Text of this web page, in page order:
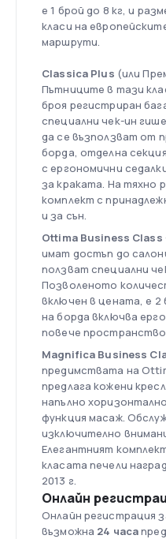
е 1 брой до 8 кг, и
класи на
маршрути.
Classica Plus (или
Пътниците в тази
броя регистриран
специални чек-ин
да се възползват от
борда, отделна
с ергономични
за краката. На тяхно
комплект с
и за сън.
Ottima Business Class
имат достъп до
ползват специални
Позволеното
включен в цената, е
на борда включва
повече
Magnifica Business
предимствата на
предлага кожени
напълно
функция масаж.
изключително
Елегантният
класата печели
2013 г.
Онлайн
Онлайн регистрация
възможна 24 часа